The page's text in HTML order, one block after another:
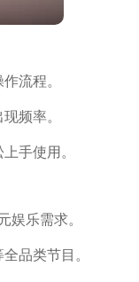
流程。
频率。
手使用。
娱乐需求。
品类节目。